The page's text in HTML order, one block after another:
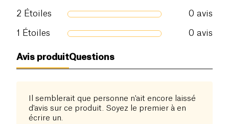
2 Étoiles 0 avis
1 Étoiles 0 avis
Avis produitQuestions
Il semblerait que personne n'ait encore laissé
d'avis sur ce produit. Soyez le premier à en
écrire un.